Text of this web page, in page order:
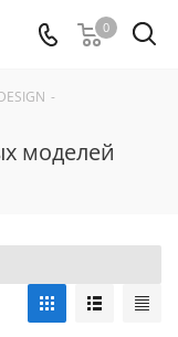
0
-
моделей